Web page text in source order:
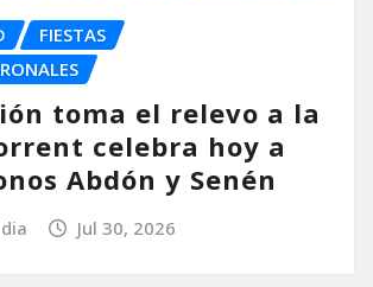
FIESTAS
toma el relevo a la
celebra hoy a
Abdón y Senén
Jul 30, 2026